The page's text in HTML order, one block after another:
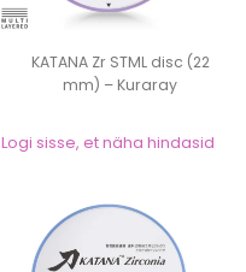
KATANA Zr STML disc (22
mm) – Kuraray
Logi sisse, et näha hindasid